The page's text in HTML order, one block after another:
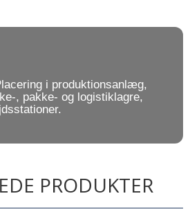
i produktionsanlæg,
, pakke- og logistiklagre,
PRODUKTER